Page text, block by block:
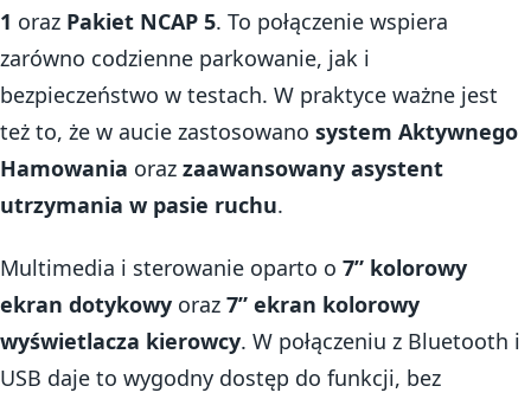
1 oraz Pakiet NCAP 5. To połączenie wspiera
zarówno codzienne parkowanie, jak i
bezpieczeństwo w testach. W praktyce ważne jest
też to, że w aucie zastosowano system Aktywnego
Hamowania oraz zaawansowany asystent
utrzymania w pasie ruchu.
Multimedia i sterowanie oparto o 7” kolorowy
ekran dotykowy oraz 7” ekran kolorowy
wyświetlacza kierowcy. W połączeniu z Bluetooth i
USB daje to wygodny dostęp do funkcji, bez